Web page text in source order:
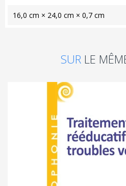
16,0 cm × 24,0 cm × 0,7 cm
SUR LE